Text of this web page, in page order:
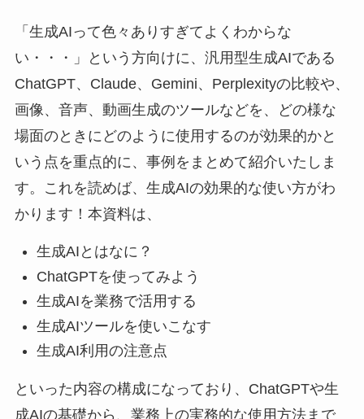
「生成AIって色々ありすぎてよくわからな
い・・・」という方向けに、汎用型生成AIである
ChatGPT、Claude、Gemini、Perplexityの比較や、
画像、音声、動画生成のツールなどを、どの様な
場面のときにどのように使用するのが効果的かと
いう点を重点的に、事例をまとめて紹介いたしま
す。これを読めば、生成AIの効果的な使い方がわ
かります！本資料は、
生成AIとはなに？
ChatGPTを使ってみよう
生成AIを業務で活用する
生成AIツールを使いこなす
生成AI利用の注意点
といった内容の構成になっており、ChatGPTや生
成AIの基礎から、業務上の実務的な使用方法まで